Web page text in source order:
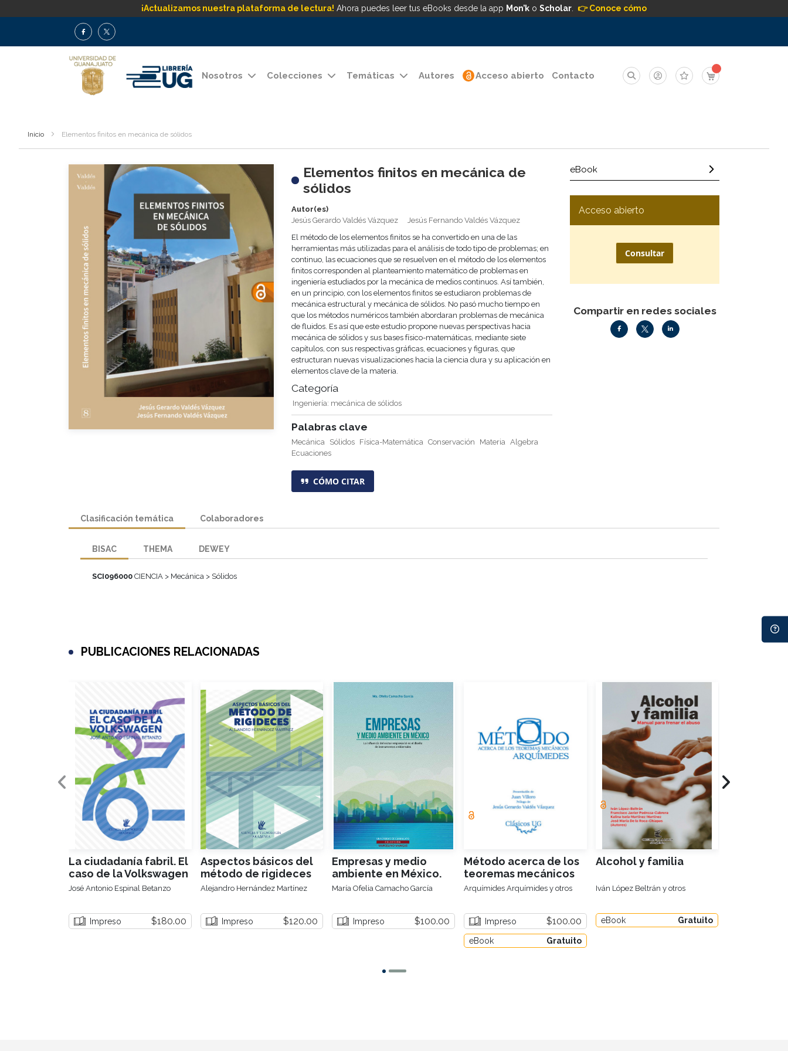
¡Actualizamos nuestra plataforma de lectura! Ahora puedes leer tus eBooks desde la app Mon’k oScholar 👉 Conoce cómo
Nosotros Colecciones Temáticas Autores Acceso abierto Contacto Mi carrito
Inicio Elementos finitos en mecánica de sólidos
Elementos finitos en mecánica de
sólidos
Autor(es)
Jesús Gerardo Valdés Vázquez
Jesús Fernando Valdés Vázquez
El método de los elementos finitos se ha convertido en una de las
herramientas más utilizadas para el análisis de todo tipo de problemas; en
continuo, las ecuaciones que se resuelven en el método de los elementos
finitos corresponden al planteamiento matemático de problemas en
ingeniería estudiados por la mecánica de medios continuos. Así también,
en un principio, con los elementos finitos se estudiaron problemas de
mecánica estructural y mecánica de sólidos. No pasó mucho tiempo en
que los métodos numéricos también abordaran problemas de mecánica
de fluidos. Es así que este estudio propone nuevas perspectivas hacia
mecánica de sólidos y sus bases físico-matemáticas, mediante siete
capítulos, con sus respectivas gráficas, ecuaciones y figuras, que
estructuran nuevas visualizaciones hacia la ciencia dura y su aplicación en
elementos clave de la materia.
Categoría
Ingeniería: mecánica de sólidos
Palabras clave
Mecánica Sólidos Física-Matemática Conservación Materia Algebra
Ecuaciones
CÓMO CITAR
eBook
Acceso abierto
Consultar
Compartir en redes sociales
Clasificación temática
BISAC
SCI096000 CIENCIA > Mecánica > Sólidos
THEMA DEWEY
Colaboradores
PUBLICACIONES RELACIONADAS
La ciudadanía fabril. El
caso de la Volkswagen
José Antonio Espinal Betanzo
Impreso $180.00
Aspectos básicos del
método de rigideces
Alejandro Hernández Martínez
Impreso $120.00
Empresas y medio
ambiente en México.
La influencia del
el diseño de
instrumentos
María Ofelia Camacho García
Impreso $100.00
Método acerca de los
teoremas mecánicos
Arquímides Arquímides y otros
Impreso $100.00
eBook Gratuito
Alcohol y familia
Iván López Beltrán y otros
eBook Gratuito